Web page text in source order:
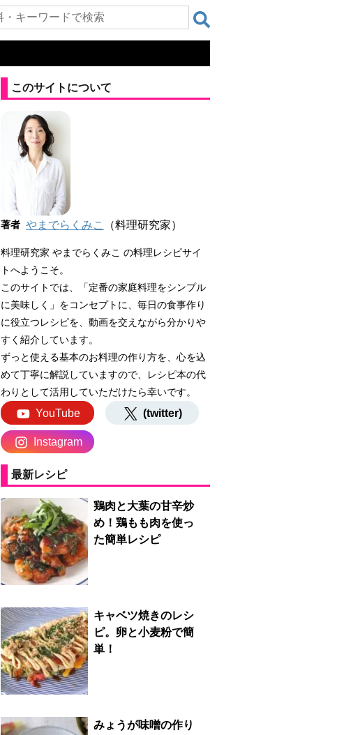
このサイトについて
著者 やまでらくみこ （料理研究家）
料理研究家 やまでらくみこ の料理レシピサイ
トへようこそ。
このサイトでは、「定番の家庭料理をシンプル
に美味しく」をコンセプトに、毎日の食事作り
に役立つレシピを、動画を交えながら分かりや
すく紹介しています。
ずっと使える基本のお料理の作り方を、心を込
めて丁寧に解説していますので、レシピ本の代
わりとして活用していただけたら幸いです。
YouTube (twitter)
Instagram
最新レシピ
鶏肉と大葉の甘辛炒
め！鶏もも肉を使っ
た簡単レシピ
キャベツ焼きのレシ
ピ。卵と小麦粉で簡
単！
みょうが味噌の作り